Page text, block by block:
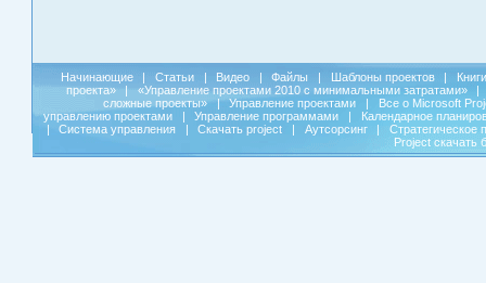
Начинающие | Статьи | Видео | Файлы | Шаблоны проектов |
Книги
проекта»
| «Управление проектами 2010 с минимальными затратами»
|
сложные проекты»
| Управление проектами |
Все о Microsoft
управлению проектами
| Управление программами |
Календарное
|
Система управления | Скачать project | Аутсорсинг |
Стратегическое
Project скачать